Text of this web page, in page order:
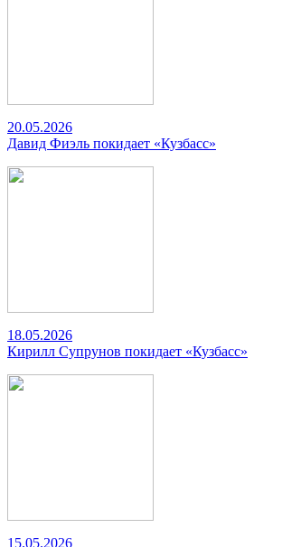
20.05.2026
Давид Фиэль покидает «Кузбасс»
18.05.2026
Кирилл Супрунов покидает «Кузбасс»
15.05.2026